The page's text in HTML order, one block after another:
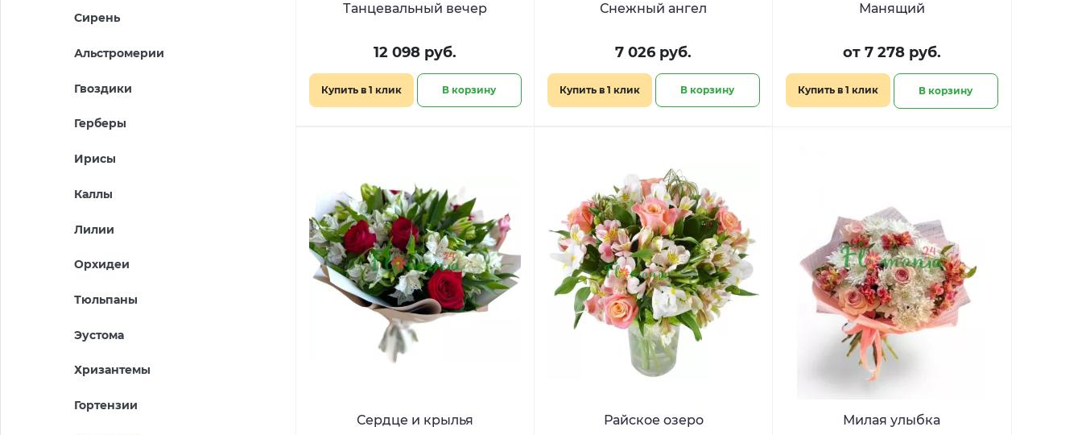
Сирень
Альстромерии
Гвоздики
Герберы
Ирисы
Каллы
Лилии
Орхидеи
Тюльпаны
Эустома
Хризантемы
Гортензии
Танцевальный вечер
12 098 руб.
Купить в 1 клик В корзину
Снежный ангел
7 026 руб.
Купить в 1 клик В корзину
Манящий
от 7 278 руб.
Купить в 1 клик В корзину
Сердце и крылья Райское озеро Милая улыбка